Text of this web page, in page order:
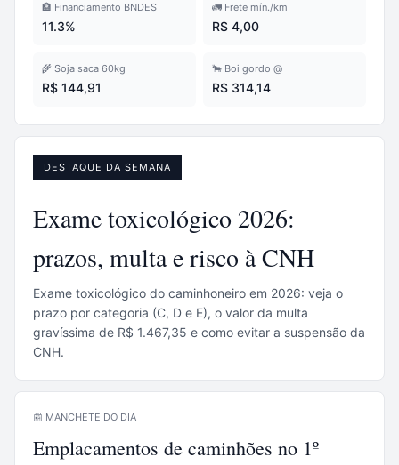
🏦 Financiamento BNDES
11.3%
🚛 Frete mín./km
R$ 4,00
🌾 Soja saca 60kg
R$ 144,91
🐂 Boi gordo @
R$ 314,14
DESTAQUE DA SEMANA
Exame toxicológico 2026:
prazos, multa e risco à CNH
Exame toxicológico do caminhoneiro em 2026: veja o
prazo por categoria (C, D e E), o valor da multa
gravíssima de R$ 1.467,35 e como evitar a suspensão da
CNH.
📰 MANCHETE DO DIA
Emplacamentos de caminhões no 1º